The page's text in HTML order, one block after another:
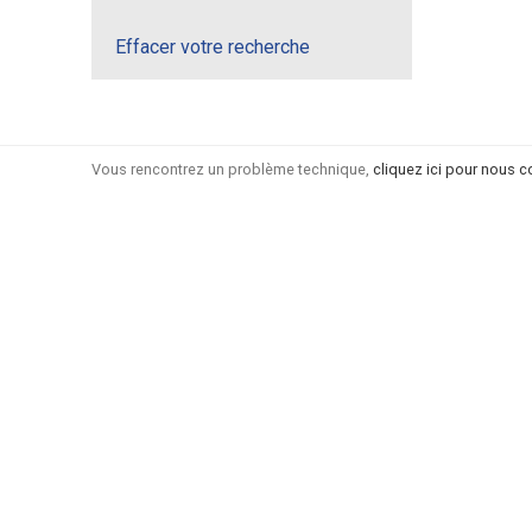
Effacer votre recherche
Vous rencontrez un problème technique, cliquez ici pour nous